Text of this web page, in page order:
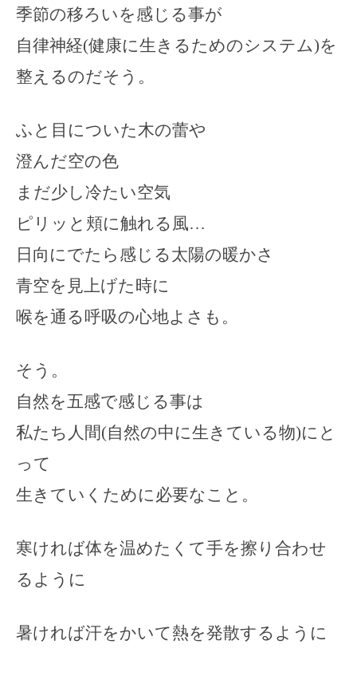
季節の移ろいを感じる事が
自律神経(健康に生きるためのシステム)を
整えるのだそう。
ふと目についた木の蕾や
澄んだ空の色
まだ少し冷たい空気
ピリッと頬に触れる風…
日向にでたら感じる太陽の暖かさ
青空を見上げた時に
喉を通る呼吸の心地よさも。
そう。
自然を五感で感じる事は
私たち人間(自然の中に生きている物)にと
って
生きていくために必要なこと。
寒ければ体を温めたくて手を擦り合わせ
るように
暑ければ汗をかいて熱を発散するように